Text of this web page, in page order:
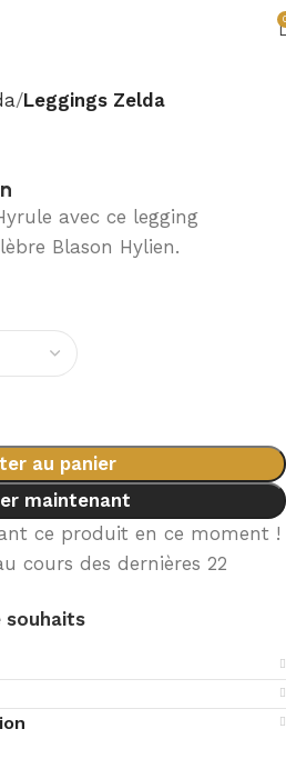
Leggings Zelda
avec ce legging
Blason Hylien.
au panier
maintenant
ce produit en ce moment !
cours des dernières 22
souhaits